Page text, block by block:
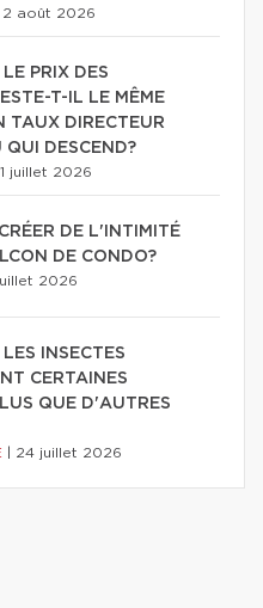
2 août 2026
PRIX DES
T-IL LE MÊME
TAUX DIRECTEUR
QUI DESCEND?
juillet 2026
DE L'INTIMITÉ
DE CONDO?
2026
INSECTES
CERTAINES
QUE D'AUTRES
24 juillet 2026